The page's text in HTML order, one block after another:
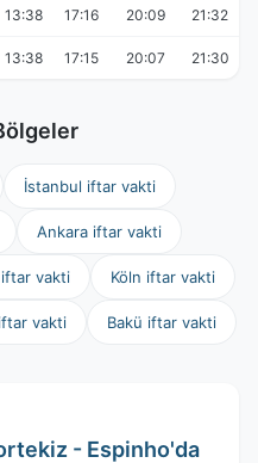
13:38 17:16 20:09 21:32
13:38 17:15 20:07 21:30
İstanbul iftar vakti
Ankara iftar vakti
vakti Köln iftar vakti
vakti Bakü iftar vakti
- Espinho'da